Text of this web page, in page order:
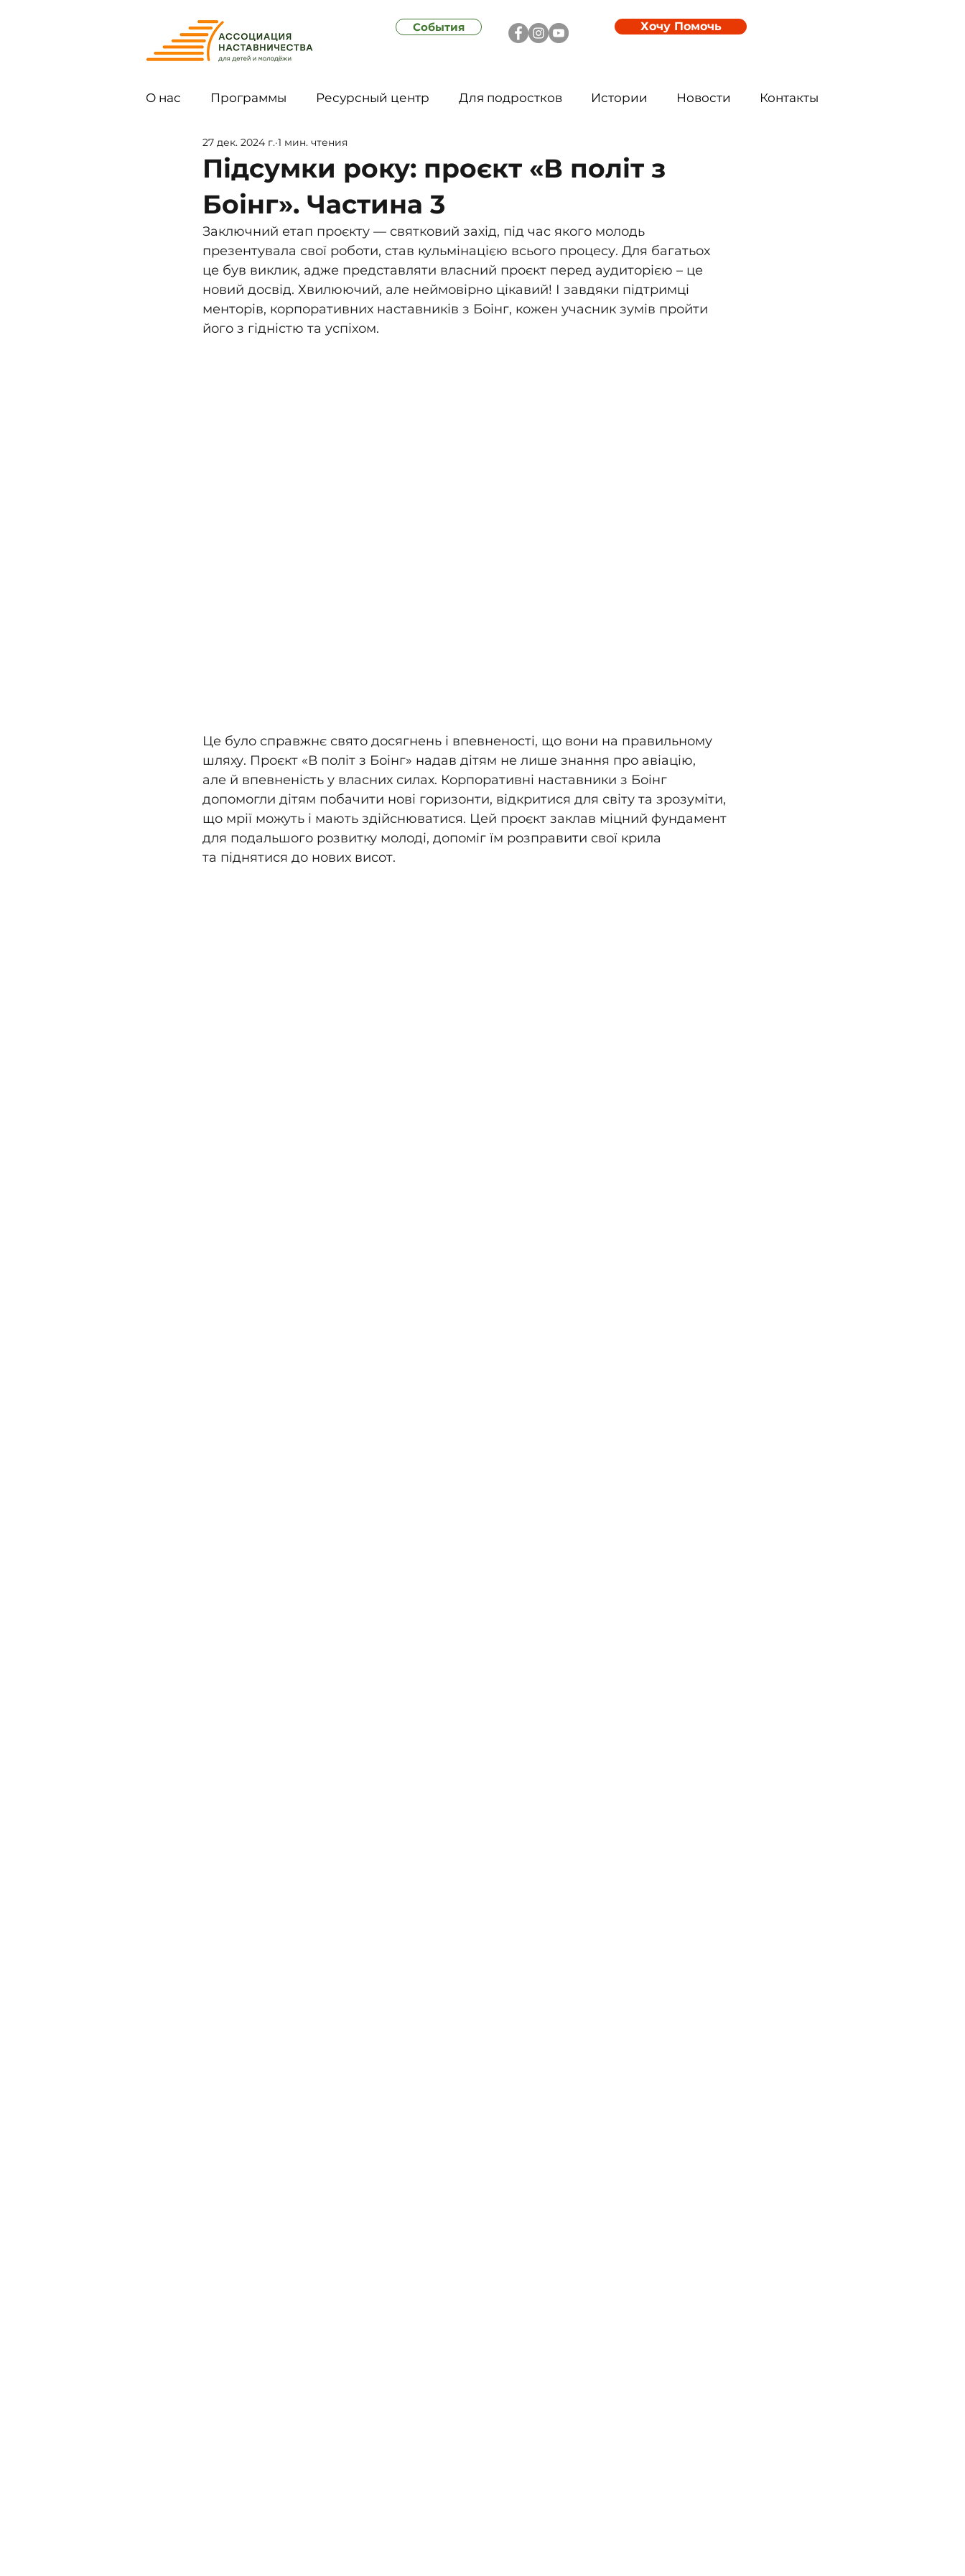
События Хочу Помочь
О нас Программы Ресурсный центр Для подростков Истории Новости Контакты
Підсумки року: проєкт «В політ з
Боінг». Частина 3
27 дек. 2024 г. 1 мин. чтения
Заключний етап проєкту — святковий захід, під час якого молодь
презентувала свої роботи, став кульмінацією всього процесу. Для багатьох
це був виклик, адже представляти власний проєкт перед аудиторією – це
новий досвід. Хвилюючий, але неймовірно цікавий! І завдяки підтримці
менторів, корпоративних наставників з Боінг, кожен учасник зумів пройти
його з гідністю та успіхом.
Це було справжнє свято досягнень і впевненості, що вони на правильному
шляху. Проєкт «В політ з Боінг» надав дітям не лише знання про авіацію,
але й впевненість у власних силах. Корпоративні наставники з Боінг
допомогли дітям побачити нові горизонти, відкритися для світу та зрозуміти,
що мрії можуть і мають здійснюватися. Цей проєкт заклав міцний фундамент
для подальшого розвитку молоді, допоміг їм розправити свої крила
та піднятися до нових висот.